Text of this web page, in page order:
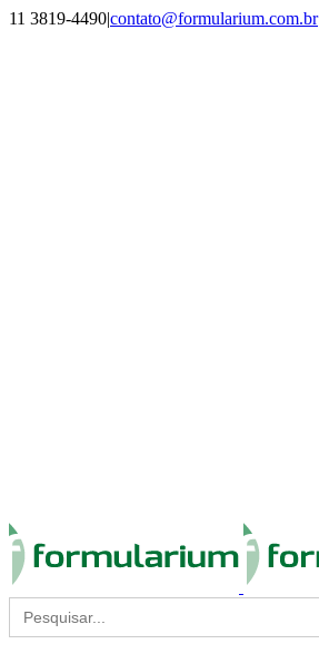
Ir
11 3819-4490|contato@formularium.com.br
Search
for: